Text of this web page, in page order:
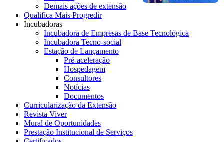
Demais ações de extensão
Qualifica Mais Progredir
Incubadoras
Incubadora de Empresas de Base Tecnológica
Incubadora Tecno-social
Estação de Lançamento
Pré-aceleração
Hospedagem
Consultores
Notícias
Documentos
Curricularização da Extensão
Revista Viver
Mural de Oportunidades
Prestação Institucional de Serviços